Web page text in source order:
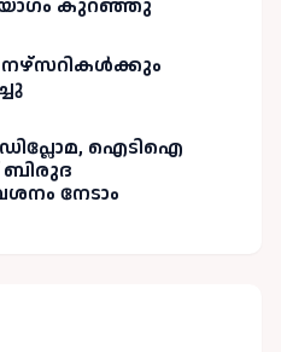
കുറഞ്ഞു
നഴ്സറികൾക്കും
ഡിപ്ലോമ, ഐടിഐ
നേടാം